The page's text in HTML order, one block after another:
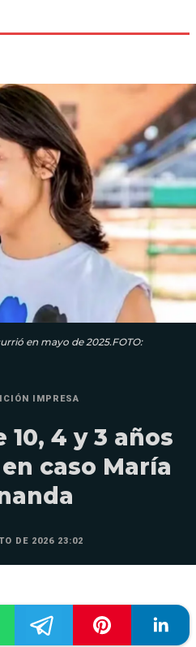
en mayo de 2025.FOTO:
IMPRESA
10, 4 y 3 años
caso María
DE 2026 23:02